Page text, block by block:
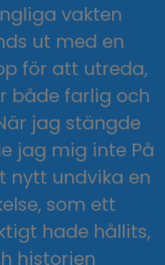
vakten
ut med en
för att utreda,
både farlig och
jag stängde
jag mig inte På
nytt undvika en
som ett
hade hållits,
historien